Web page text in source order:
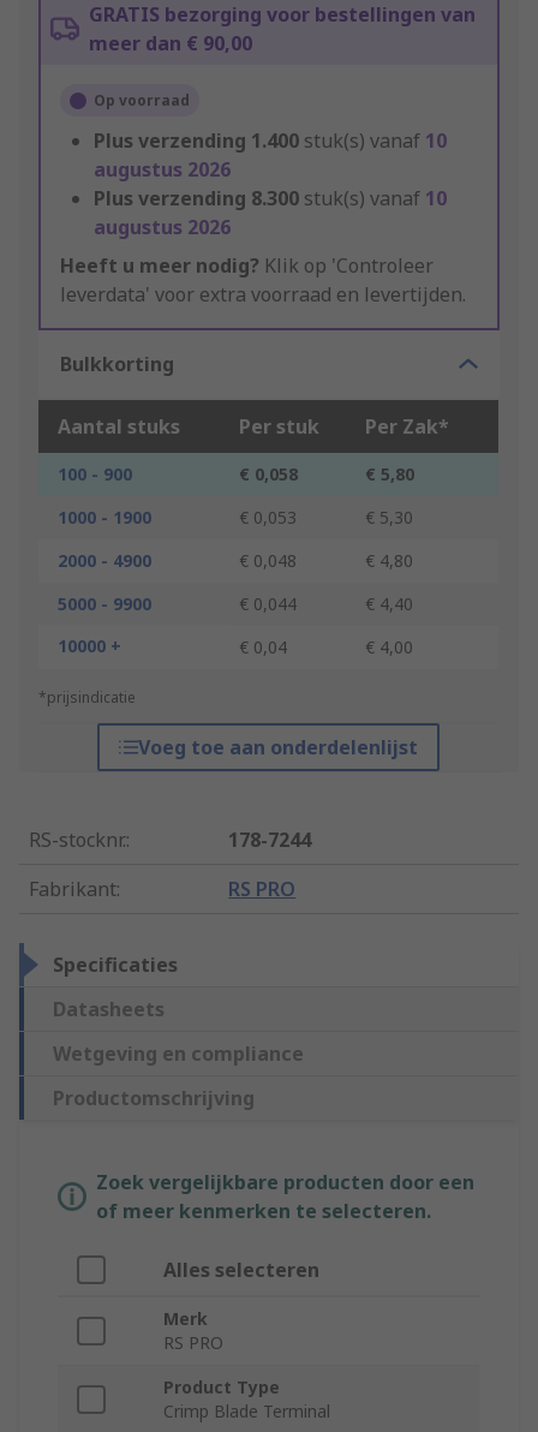
GRATIS bezorging voor bestellingen van
meer dan € 90,00
Op voorraad
Plus verzending 1.400 stuk(s) vanaf 10
augustus 2026
Plus verzending 8.300 stuk(s) vanaf 10
augustus 2026
Heeft u meer nodig? Klik op 'Controleer
leverdata' voor extra voorraad en levertijden.
Bulkkorting
Aantal stuks Per stuk Per Zak*
100 - 900 € 0,058
€ 5,80
1000 - 1900
€ 0,053
€ 5,30
2000 - 4900
€ 0,048
€ 4,80
5000 - 9900
€ 0,044
€ 4,40
10000 +
€ 0,04 € 4,00
*prijsindicatie
Voeg toe aan onderdelenlijst
RS-stocknr.:
178-7244
Fabrikant: RS PRO
Specificaties
Datasheets
Wetgeving en compliance
Productomschrijving
Zoek vergelijkbare producten door een
of meer kenmerken te selecteren.
Alles selecteren
Merk
RS PRO
Product Type
Crimp Blade Terminal